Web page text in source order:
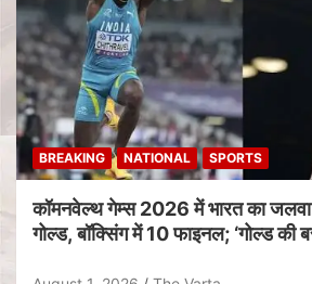
BREAKING NATIONAL SPORTS
कॉमनवेल्थ गेम्स 2026 में भारत का जलवा:
गोल्ड, बॉक्सिंग में 10 फाइनल; ‘गोल्ड की